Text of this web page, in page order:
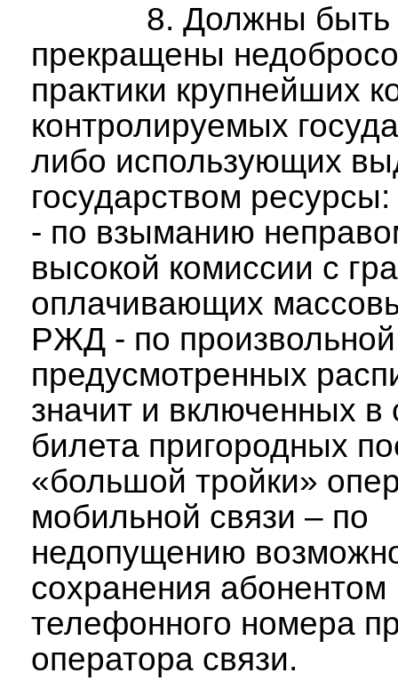
8. Должны быть
прекращены
практики крупнейших
контролируемых
либо использующих
государством
- по взыманию
высокой комиссии с
оплачивающих
РЖД - по
предусмотренных
значит и включенных в
билета пригородных
«большой тройки»
мобильной связи – по
недопущению
сохранения абонентом
телефонного номера
оператора связи.